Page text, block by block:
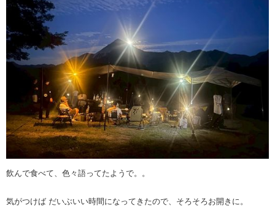
飲んで食べて、色々語ってたようで。。
気がつけば だいぶいい時間になってきたので、そろそろお開きに。